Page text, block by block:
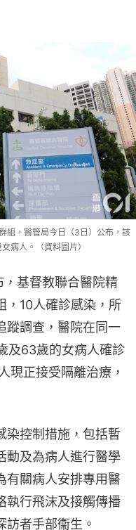
組，醫管局今日（3日）公布，該
病人。（資料圖片）
基督教聯合醫院精
，10人確診感染，所
蹤調查，醫院在同一
及63歲的女病人確診
現正接受隔離治療，
染控制措施，包括暫
動及為病人進行醫學
有關病人安排專用醫
執行飛沫及接觸傳播
訪者手部衞生。